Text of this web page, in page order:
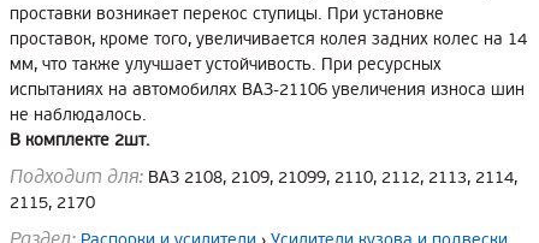
проставки возникает перекос ступицы. При установке
проставок, кроме того, увеличивается колея задних колес на 14
мм, что также улучшает устойчивость. При ресурсных
испытаниях на автомобилях ВАЗ-21106 увеличения износа шин
не наблюдалось.
В комплекте 2шт.
Подходит для: ВАЗ 2108, 2109, 21099, 2110, 2112, 2113, 2114,
2115, 2170